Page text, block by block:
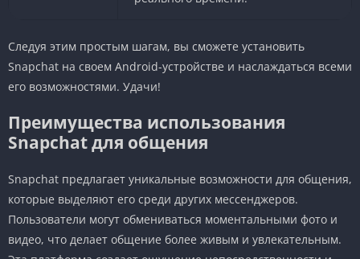
Следуя этим простым шагам, вы сможете установить
Snapchat на своем Android-устройстве и наслаждаться всеми
его возможностями. Удачи!
Преимущества использования
Snapchat для общения
Snapchat предлагает уникальные возможности для общения,
которые выделяют его среди других мессенджеров.
Пользователи могут обмениваться моментальными фото и
видео, что делает общение более живым и увлекательным.